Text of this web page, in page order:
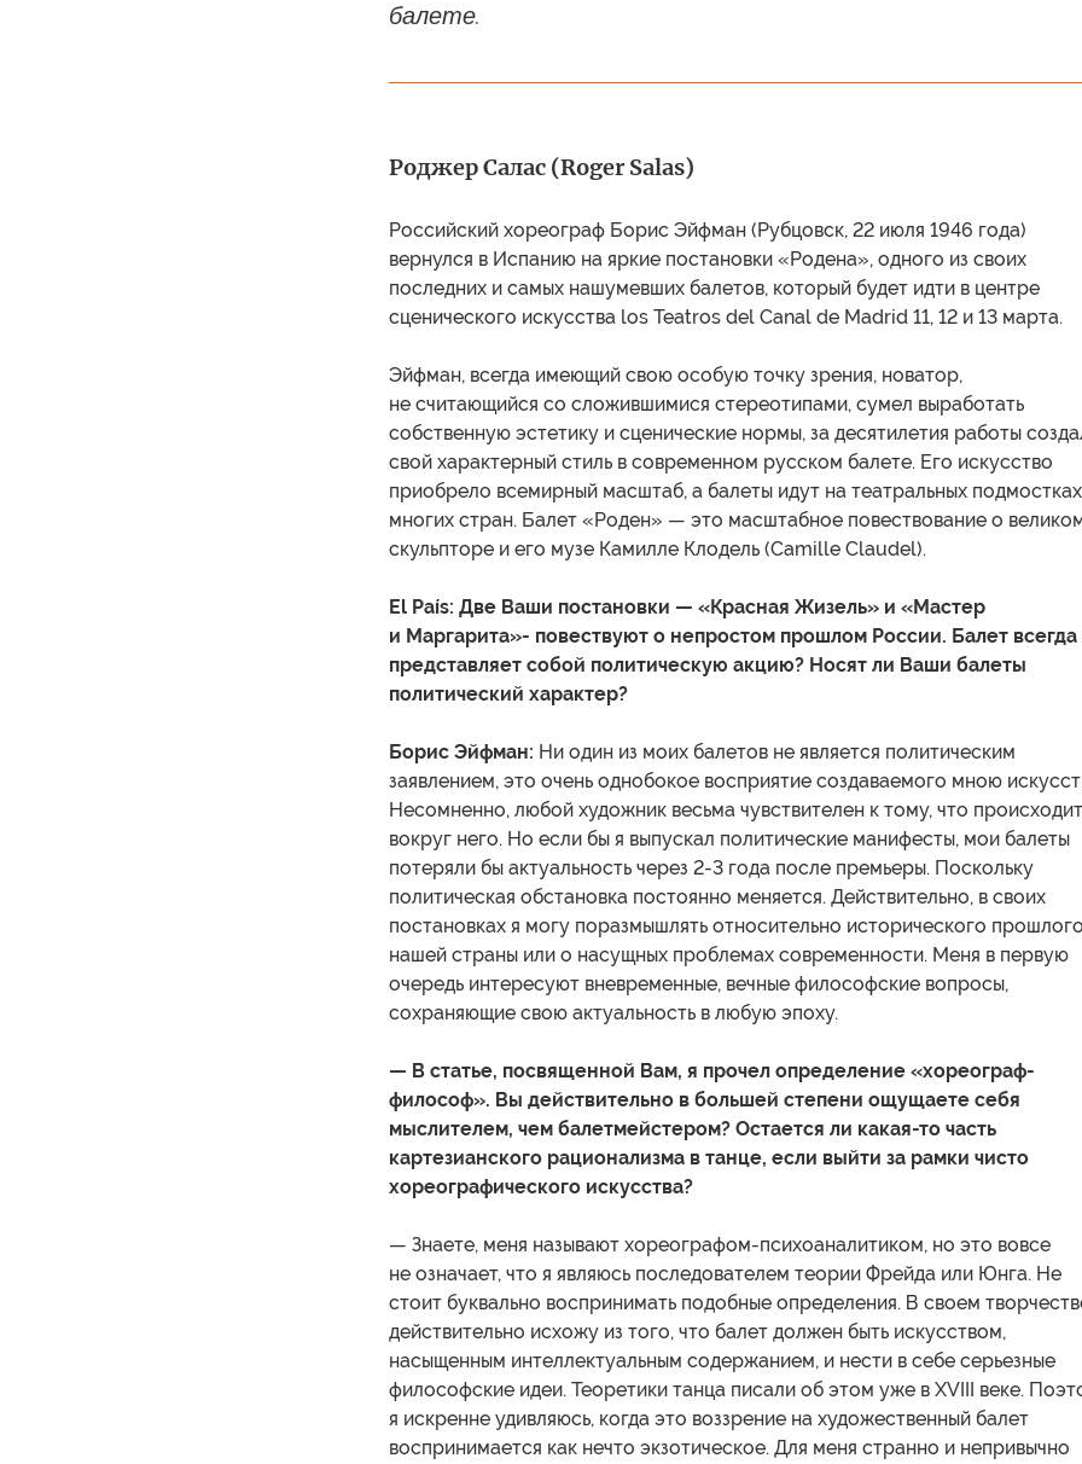
балете.
Роджер Салас (Roger Salas)
Российский хореограф Борис Эйфман (Рубцовск, 22 июля 1946 года)
вернулся в Испанию на яркие постановки «Родена», одного из своих
последних и самых нашумевших балетов, который будет идти в центре
сценического искусства los Teatros del Canal de Madrid 11, 12 и 13 марта.
Эйфман, всегда имеющий свою особую точку зрения, новатор,
не считающийся со сложившимися стереотипами, сумел выработать
собственную эстетику и сценические нормы, за десятилетия работы
свой характерный стиль в современном русском балете. Его искусство
приобрело всемирный масштаб, а балеты идут на театральных подмостках
многих стран. Балет «Роден» — это масштабное повествование о
скульпторе и его музе Камилле Клодель (Camille Claudel).
El País: Две Ваши постановки — «Красная Жизель» и «Мастер
и Маргарита»- повествуют о непростом прошлом России. Балет всегда
представляет собой политическую акцию? Носят ли Ваши балеты
политический характер?
Борис Эйфман: Ни один из моих балетов не является политическим
заявлением, это очень однобокое восприятие создаваемого мною
Несомненно, любой художник весьма чувствителен к тому, что происходит
вокруг него. Но если бы я выпускал политические манифесты, мои балеты
потеряли бы актуальность через 2-3 года после премьеры. Поскольку
политическая обстановка постоянно меняется. Действительно, в своих
постановках я могу поразмышлять относительно исторического прошлого
нашей страны или о насущных проблемах современности. Меня в первую
очередь интересуют вневременные, вечные философские вопросы,
сохраняющие свою актуальность в любую эпоху.
— В статье, посвященной Вам, я прочел определение «хореограф-
философ». Вы действительно в большей степени ощущаете себя
мыслителем, чем балетмейстером? Остается ли какая-то часть
картезианского рационализма в танце, если выйти за рамки чисто
хореографического искусства?
— Знаете, меня называют хореографом-психоаналитиком, но это вовсе
не означает, что я являюсь последователем теории Фрейда или Юнга. Не
стоит буквально воспринимать подобные определения. В своем
действительно исхожу из того, что балет должен быть искусством,
насыщенным интеллектуальным содержанием, и нести в себе серьезные
философские идеи. Теоретики танца писали об этом уже в XVIII веке.
я искренне удивляюсь, когда это воззрение на художественный балет
воспринимается как нечто экзотическое. Для меня странно и непривычно